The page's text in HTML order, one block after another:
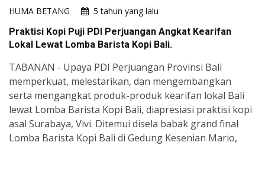
HUMA BETANG
5 tahun yang lalu
Praktisi Kopi Puji PDI Perjuangan Angkat Kearifan
Lokal Lewat Lomba Barista Kopi Bali.
TABANAN - Upaya PDI Perjuangan Provinsi Bali
memperkuat, melestarikan, dan mengembangkan
serta mengangkat produk-produk kearifan lokal Bali
lewat Lomba Barista Kopi Bali, diapresiasi praktisi kopi
asal Surabaya, Vivi. Ditemui disela babak grand final
Lomba Barista Kopi Bali di Gedung Kesenian Mario,